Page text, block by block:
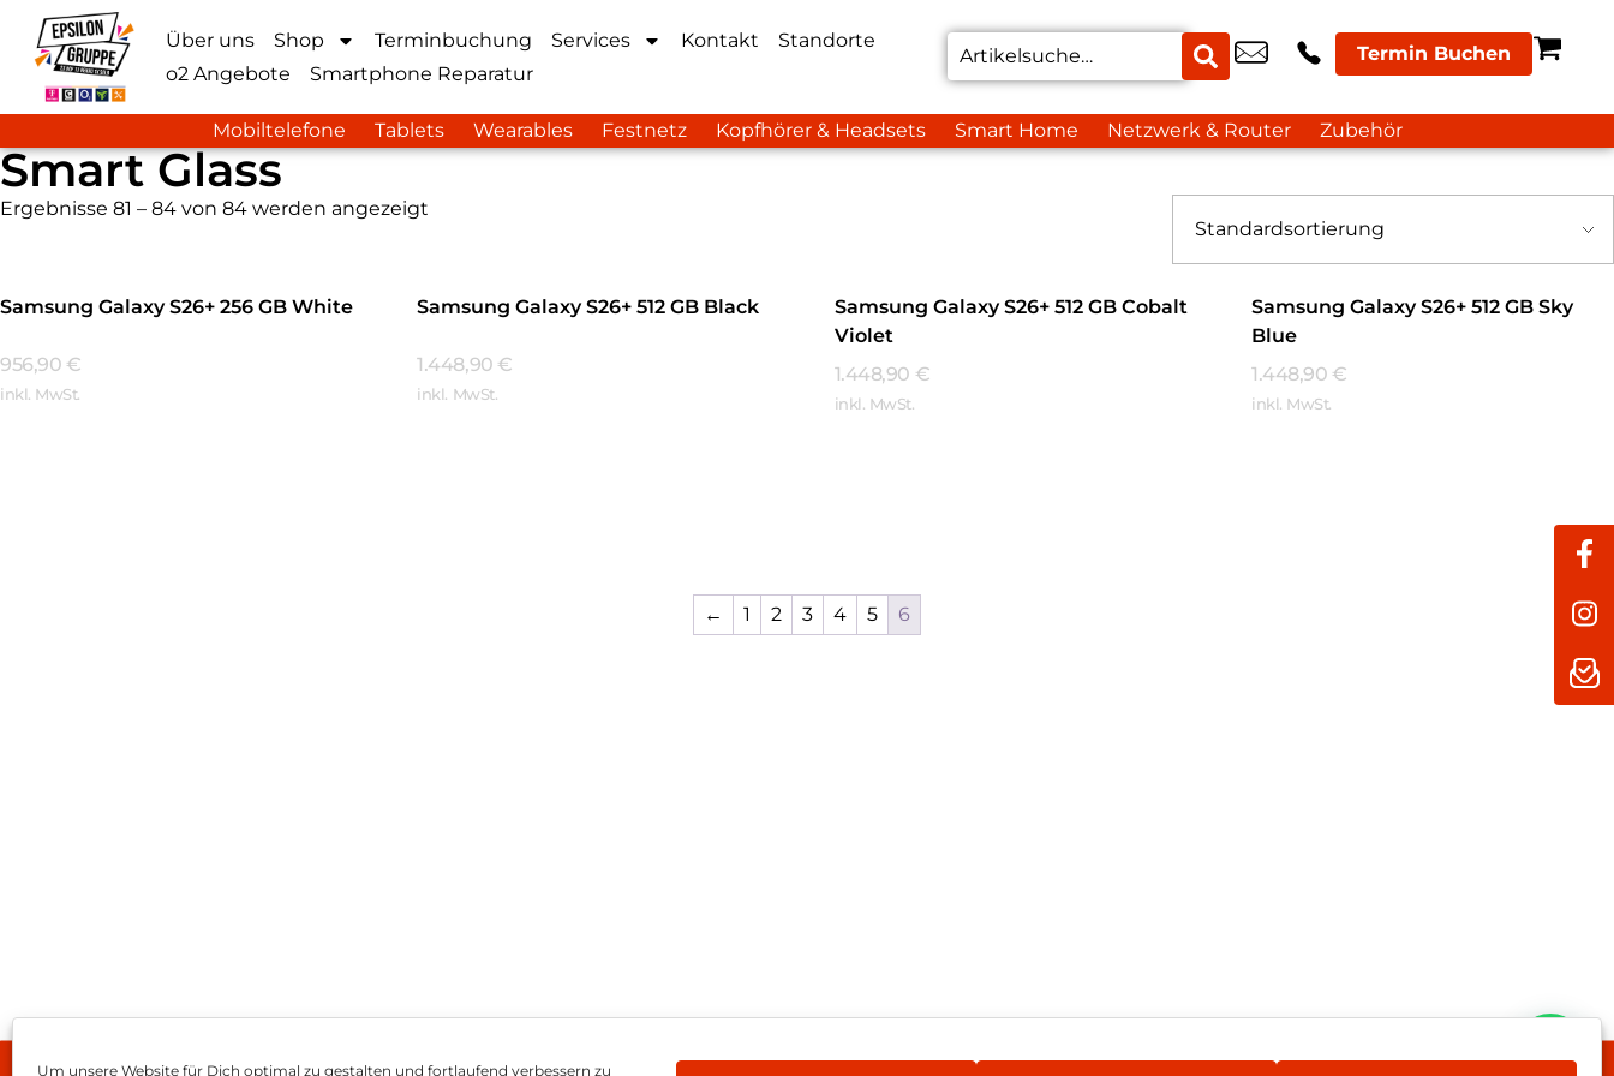
Um unsere Website für Dich optimal zu gestalten und fortlaufend verbessern zu
Über uns Shop Terminbuchung Services Kontakt
Standorte
o2 Angebote
Smartphone Reparatur
Termin Buchen
Mobiltelefone Tablets Wearables Festnetz Kopfhörer & Headsets Smart Home Netzwerk & Router Zubehör
Smart Glass
Ergebnisse 81 – 84 von 84 werden angezeigt
Samsung Galaxy S26+ 256 GB White
956,90 €
inkl. MwSt.
Samsung Galaxy S26+ 512 GB Black
1.448,90 €
inkl. MwSt.
Samsung Galaxy S26+ 512 GB Cobalt
Violet
1.448,90 €
inkl. MwSt.
Samsung Galaxy S26+ 512 GB Sky
Blue
1.448,90 €
inkl. MwSt.
← 1 2 3 4 5 6